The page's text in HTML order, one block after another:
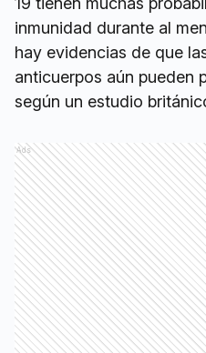
inmunidad durante al
hay evidencias de que
anticuerpos aún pueden
según un estudio
Ads